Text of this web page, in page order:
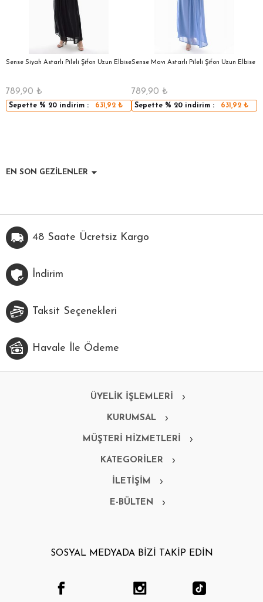
Sense Siyah Astarlı Pileli Şifon Uzun Elbise
789,90 ₺
Sepette % 20 indirim : 631,92₺
Sense Mavı Astarlı Pileli Şifon Uzun Elbise
789,90 ₺
Sepette % 20 indirim : 631,92₺
EN SON GEZİLENLER
48 Saate Ücretsiz Kargo
İndirim
Taksit Seçenekleri
Havale İle Ödeme
ÜYELİK İŞLEMLERİ
KURUMSAL
MÜŞTERİ HİZMETLERİ
KATEGORİLER
İLETİŞİM
E-BÜLTEN
SOSYAL MEDYADA BİZİ TAKİP EDİN